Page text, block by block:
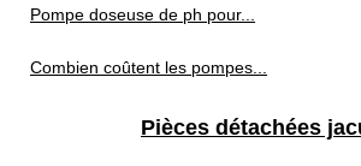
Pompe doseuse de ph pour...
Combien coûtent les pompes...
Pièces détachées